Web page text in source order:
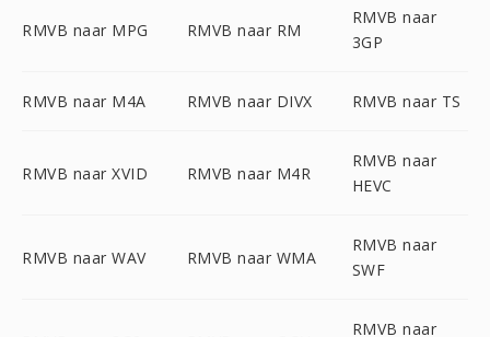
RMVB naar MPG RMVB naar RM
RMVB naar
3GP
RMVB naar M4A RMVB naar DIVX RMVB naar TS
RMVB naar XVID RMVB naar M4R
RMVB naar
HEVC
RMVB naar WAV RMVB naar WMA
RMVB naar
SWF
RMVB naar